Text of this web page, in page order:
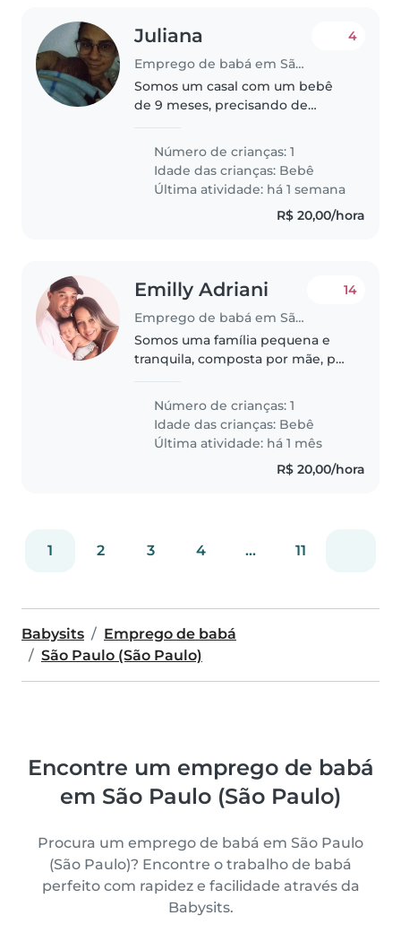
Juliana
Emprego de babá em São Paulo (São Paulo)
4
Somos um casal com um bebê
de 9 meses, precisando de
a sex e no fim de semana das 7
as 19, pois vou voltar a trabalhar.
Número de crianças: 1
Idade das crianças: Bebê
Última atividade: há 1 semana
R$ 20,00/hora
Emilly Adriani
Emprego de babá em São Paulo (São Paulo)
14
Somos uma família pequena e
tranquila, composta por mãe, pai,
cachorro Apollo, que fica apenas
no quintal dos fundos da casa.
Estamos procurando uma
pessoa..
Número de crianças: 1
Idade das crianças: Bebê
Última atividade: há 1 mês
R$ 20,00/hora
1 2 3 4 ... 11
Babysits
Emprego de babá
São Paulo (São Paulo)
Encontre um emprego de babá
em São Paulo (São Paulo)
Procura um emprego de babá em São Paulo
(São Paulo)? Encontre o trabalho de babá
perfeito com rapidez e facilidade através da
Babysits.